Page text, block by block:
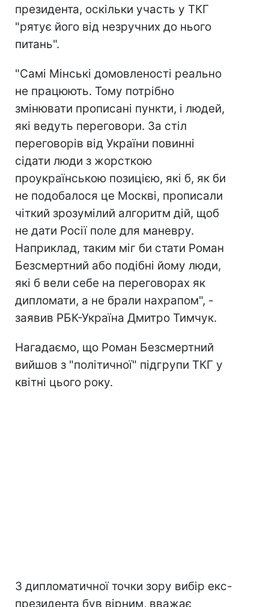
президента, оскільки участь у ТКГ
"рятує його від незручних до нього
питань".
"Самі Мінські домовленості реально
не працюють. Тому потрібно
змінювати прописані пункти, і людей,
які ведуть переговори. За стіл
переговорів від України повинні
сідати люди з жорсткою
проукраїнською позицією, які б, як би
не подобалося це Москві, прописали
чіткий зрозумілий алгоритм дій, щоб
не дати Росії поле для маневру.
Наприклад, таким міг би стати Роман
Безсмертний або подібні йому люди,
які б вели себе на переговорах як
дипломати, а не брали нахрапом", -
заявив РБК-Україна Дмитро Тимчук.
Нагадаємо, що Роман Безсмертний
вийшов з "політичної" підгрупи ТКГ у
квітні цього року.
З дипломатичної точки зору вибір екс-
президента був вірним, вважає